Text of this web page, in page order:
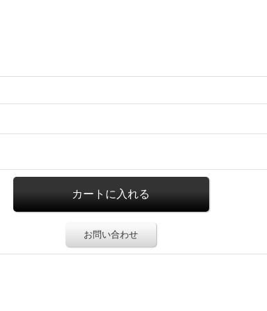
お問い合わせ